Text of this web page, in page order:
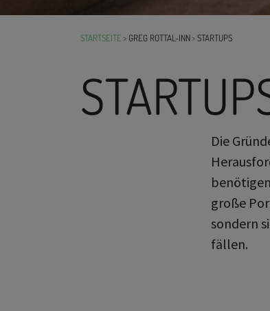
STARTSEITE GREG ROTTAL-INN STARTUPS
Die
große
sondern
fällen.